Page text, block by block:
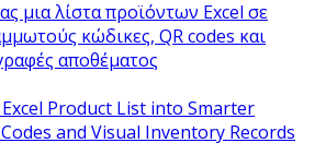
μια λίστα προϊόντων Excel σε
κώδικες, QR codes και
αποθέματος